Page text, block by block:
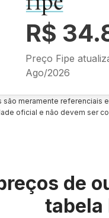
R$
Preço Fipe
Ago/2026
são meramente referenciais
oficial e não devem ser
de
tabela